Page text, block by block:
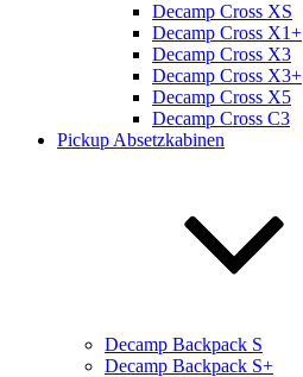
Decamp Cross XS
Decamp Cross X1+
Decamp Cross X3
Decamp Cross X3+
Decamp Cross X5
Decamp Cross C3
Pickup Absetzkabinen
Decamp Backpack S
Decamp Backpack S+